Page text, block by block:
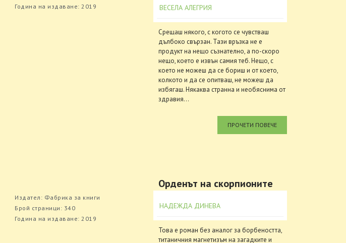
Година на издаване: 2019
ВЕСЕЛА АЛЕГРИЯ
Срещаш някого, с когото се чувстваш
дълбоко свързан. Тази връзка не е
продукт на нещо съзнателно, а по-скоро
нещо, което е извън самия теб. Нещо, с
което не можеш да се бориш и от което,
колкото и да се опитваш, не можеш да
избягаш. Някаква странна и необяснима от
здравия...
ПРОЧЕТИ ПОВЕЧЕ
Издател: Фабрика за книги
Брой страници: 340
Година на издаване: 2019
Орденът на скорпионите
НАДЕЖДА ДИНЕВА
Това е роман без аналог за борбеността,
титаничния магнетизъм на загадките и